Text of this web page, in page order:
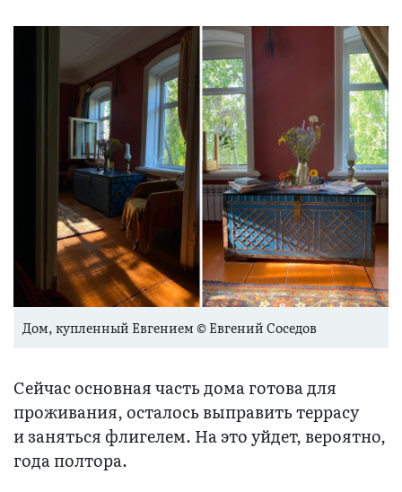
Дом, купленный Евгением © Евгений Соседов
Сейчас основная часть дома готова для
проживания, осталось выправить террасу
и заняться флигелем. На это уйдет, вероятно,
года полтора.